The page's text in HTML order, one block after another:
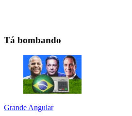
Tá bombando
Grande Angular